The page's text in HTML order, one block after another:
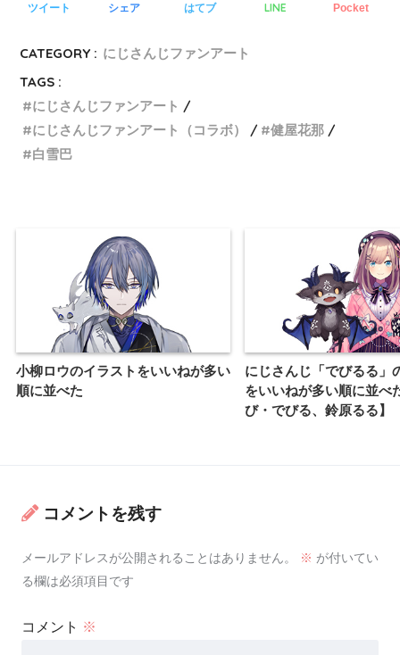
ツイート シェア はてブ LINE Pocket
CATEGORY : にじさんじファンアート
TAGS :
にじさんじファンアート
にじさんじファンアート（コラボ）
健屋花那
白雪巴
小柳ロウのイラストをいいねが多い
順に並べた
にじさんじ「でびるる」
をいいねが多い順に並べ
び・でびる、鈴原るる】
コメントを残す
メールアドレスが公開されることはありません。 ※ が付いてい
る欄は必須項目です
コメント ※